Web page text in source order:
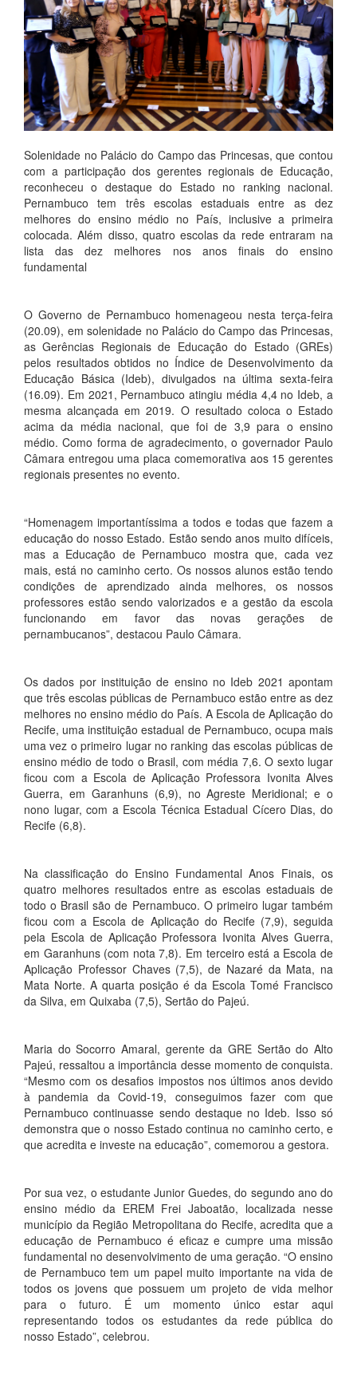
Solenidade no Palácio do Campo das Princesas, que contou
com a participação dos gerentes regionais de Educação,
reconheceu o destaque do Estado no ranking nacional.
Pernambuco tem três escolas estaduais entre as dez
melhores do ensino médio no País, inclusive a primeira
colocada. Além disso, quatro escolas da rede entraram na
lista das dez melhores nos anos finais do ensino
fundamental
O Governo de Pernambuco homenageou nesta terça-feira
(20.09), em solenidade no Palácio do Campo das Princesas,
as Gerências Regionais de Educação do Estado (GREs)
pelos resultados obtidos no Índice de Desenvolvimento da
Educação Básica (Ideb), divulgados na última sexta-feira
(16.09). Em 2021, Pernambuco atingiu média 4,4 no Ideb, a
mesma alcançada em 2019. O resultado coloca o Estado
acima da média nacional, que foi de 3,9 para o ensino
médio. Como forma de agradecimento, o governador Paulo
Câmara entregou uma placa comemorativa aos 15 gerentes
regionais presentes no evento.
“Homenagem importantíssima a todos e todas que fazem a
educação do nosso Estado. Estão sendo anos muito difíceis,
mas a Educação de Pernambuco mostra que, cada vez
mais, está no caminho certo. Os nossos alunos estão tendo
condições de aprendizado ainda melhores, os nossos
professores estão sendo valorizados e a gestão da escola
funcionando em favor das novas gerações de
pernambucanos”, destacou Paulo Câmara.
Os dados por instituição de ensino no Ideb 2021 apontam
que três escolas públicas de Pernambuco estão entre as dez
melhores no ensino médio do País. A Escola de Aplicação do
Recife, uma instituição estadual de Pernambuco, ocupa mais
uma vez o primeiro lugar no ranking das escolas públicas de
ensino médio de todo o Brasil, com média 7,6. O sexto lugar
ficou com a Escola de Aplicação Professora Ivonita Alves
Guerra, em Garanhuns (6,9), no Agreste Meridional; e o
nono lugar, com a Escola Técnica Estadual Cícero Dias, do
Recife (6,8).
Na classificação do Ensino Fundamental Anos Finais, os
quatro melhores resultados entre as escolas estaduais de
todo o Brasil são de Pernambuco. O primeiro lugar também
ficou com a Escola de Aplicação do Recife (7,9), seguida
pela Escola de Aplicação Professora Ivonita Alves Guerra,
em Garanhuns (com nota 7,8). Em terceiro está a Escola de
Aplicação Professor Chaves (7,5), de Nazaré da Mata, na
Mata Norte. A quarta posição é da Escola Tomé Francisco
da Silva, em Quixaba (7,5), Sertão do Pajeú.
Maria do Socorro Amaral, gerente da GRE Sertão do Alto
Pajeú, ressaltou a importância desse momento de conquista.
“Mesmo com os desafios impostos nos últimos anos devido
à pandemia da Covid-19, conseguimos fazer com que
Pernambuco continuasse sendo destaque no Ideb. Isso só
demonstra que o nosso Estado continua no caminho certo, e
que acredita e investe na educação”, comemorou a gestora.
Por sua vez, o estudante Junior Guedes, do segundo ano do
ensino médio da EREM Frei Jaboatão, localizada nesse
município da Região Metropolitana do Recife, acredita que a
educação de Pernambuco é eficaz e cumpre uma missão
fundamental no desenvolvimento de uma geração. “O ensino
de Pernambuco tem um papel muito importante na vida de
todos os jovens que possuem um projeto de vida melhor
para o futuro. É um momento único estar aqui
representando todos os estudantes da rede pública do
nosso Estado”, celebrou.